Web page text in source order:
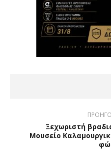
Ξεχωριστή
Μουσείο